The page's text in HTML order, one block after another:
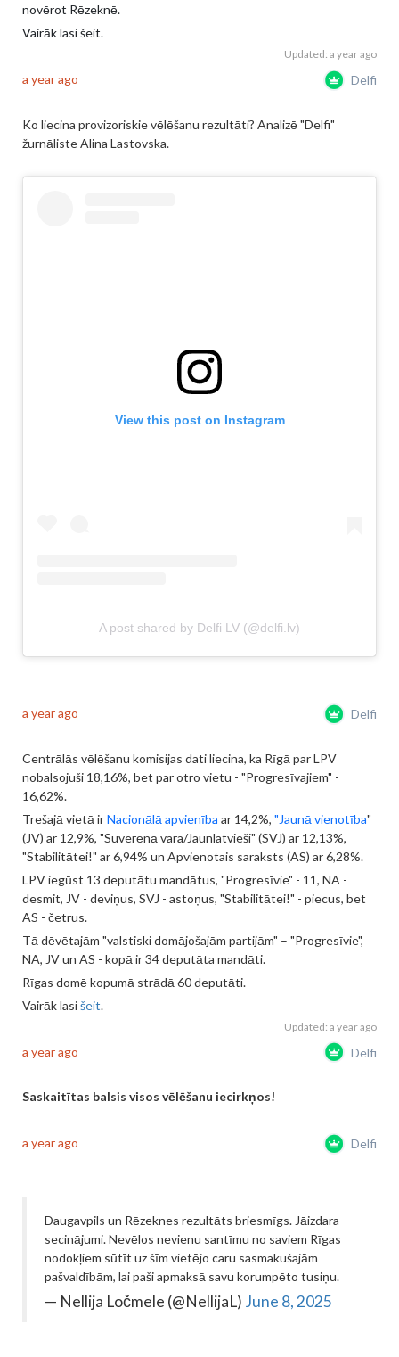
novērot Rēzeknē.
Vairāk lasišeit.
Updated: a year ago
a year ago Delfi
Ko liecina provizoriskie vēlēšanu rezultāti? Analizē "Delfi"
žurnāliste Alina Lastovska.
View this post on Instagram
A post shared by Delfi LV (@delfi.lv)
a year ago Delfi
Centrālās vēlēšanu komisijas dati liecina, ka Rīgā par LPV
nobalsojuši 18,16%, bet par otro vietu - "Progresīvajiem" -
16,62%.
Trešajā vietā irNacionālā apvienība ar 14,2%, "Jaunā vienotība"
(JV) ar 12,9%, "Suverēnā vara/Jaunlatvieši" (SVJ) ar 12,13%,
"Stabilitātei!" ar 6,94% un Apvienotais saraksts (AS) ar 6,28%.
LPV iegūst 13 deputātu mandātus, "Progresīvie" - 11, NA -
desmit, JV - deviņus, SVJ - astoņus, "Stabilitātei!" - piecus, bet
AS - četrus.
Tā dēvētajām "valstiski domājošajām partijām" – "Progresīvie",
NA, JV un AS - kopā ir 34 deputāta mandāti.
Rīgas domē kopumā strādā 60 deputāti.
Vairāk lasišeit.
Updated: a year ago
a year ago Delfi
Saskaitītas balsis visos vēlēšanu iecirkņos!
a year ago Delfi
Daugavpils un Rēzeknes rezultāts briesmīgs. Jāizdara
secinājumi. Nevēlos nevienu santīmu no saviem Rīgas
nodokļiem sūtīt uz šīm vietējo caru sasmakušajām
pašvaldībām, lai paši apmaksā savu korumpēto tusiņu.
— Nellija Ločmele (@NellijaL) June 8, 2025